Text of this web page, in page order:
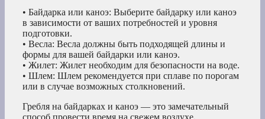
• Байдарка или каноэ: Выберите байдарку или каноэ
в зависимости от ваших потребностей и уровня
подготовки.
• Весла: Весла должны быть подходящей длины и
формы для вашей байдарки или каноэ.
• Жилет: Жилет необходим для безопасности на воде.
• Шлем: Шлем рекомендуется при сплаве по порогам
или в случае возможных столкновений.
Гребля на байдарках и каноэ — это замечательный